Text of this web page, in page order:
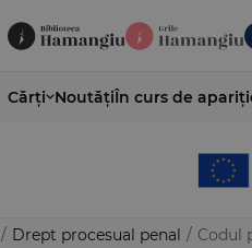
Cărți NoutățiÎn curs de
/ Drept procesual penal / Codul